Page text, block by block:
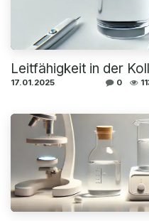
Leitfähigkeit in der
17.01.2025 0